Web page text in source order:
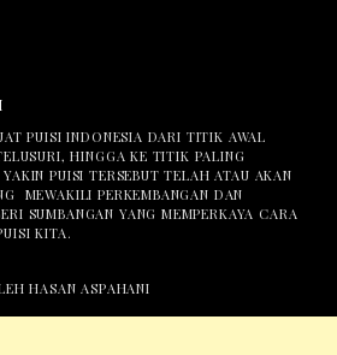
PUISI INDONESIA DARI TITIK AWAL
HINGGA KE TITIK PALING
PUISI TERSEBUT TELAH ATAU AKAN
MEWAKILI PERKEMBANGAN DAN
SUMBANGAN YANG MEMPERKAYA CARA
KITA.
HASAN ASPAHANI